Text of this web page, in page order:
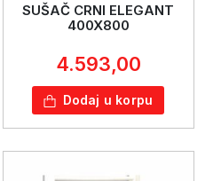
SUŠAČ CRNI ELEGANT
400X800
4.593,00
Dodaj u korpu